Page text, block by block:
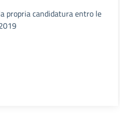
propria candidatura entro le